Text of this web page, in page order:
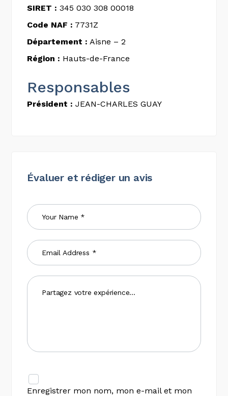
SIRET : 345 030 308 00018
Code NAF : 7731Z
Département : Aisne – 2
Région : Hauts-de-France
Responsables
Président : JEAN-CHARLES GUAY
Évaluer et rédiger un avis
Enregistrer mon nom, mon e-mail et mon